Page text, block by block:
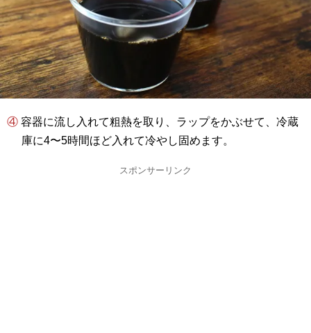
④ 容器に流し入れて粗熱を取り、ラップをかぶせて、冷蔵
庫に4〜5時間ほど入れて冷やし固めます。
スポンサーリンク